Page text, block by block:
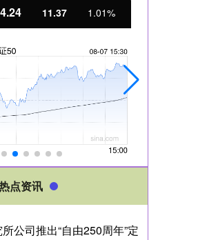
11.37 1.01%
点资讯
公司推出“自由250周年”定